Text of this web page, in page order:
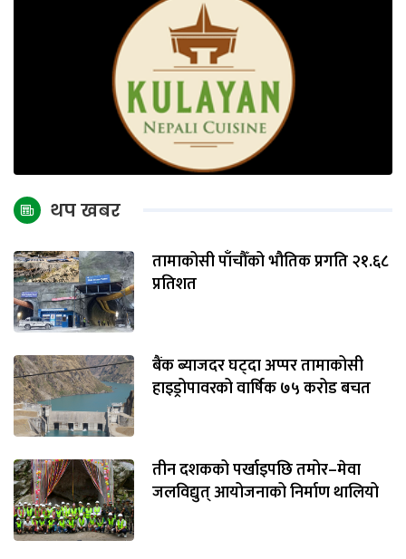
थप खबर
तामाकोसी पाँचौँको भौतिक प्रगति २१.६८
प्रतिशत
बैंक ब्याजदर घट्दा अप्पर तामाकोसी
हाइड्रोपावरको वार्षिक ७५ करोड बचत
तीन दशकको पर्खाइपछि तमोर–मेवा
जलविद्युत् आयोजनाको निर्माण थालियो